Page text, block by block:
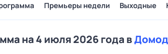
Премьеры недели Выходные
на 4 июля 2026 года в